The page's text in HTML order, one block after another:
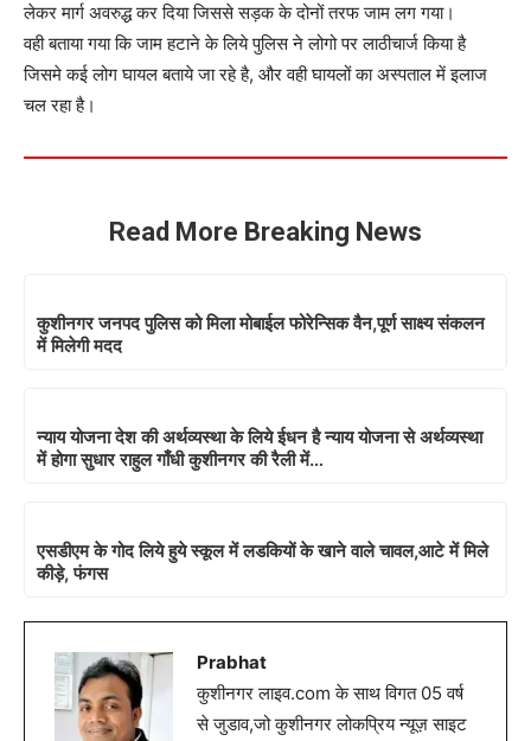
लेकर मार्ग अवरुद्ध कर दिया जिससे सड़क के दोनों तरफ जाम लग गया।
वही बताया गया कि जाम हटाने के लिये पुलिस ने लोगो पर लाठीचार्ज किया है
जिसमे कई लोग घायल बताये जा रहे है, और वही घायलों का अस्पताल में इलाज
चल रहा है।
Read More Breaking News
कुशीनगर जनपद पुलिस को मिला मोबाईल फोरेन्सिक वैन,पूर्ण साक्ष्य संकलन
में मिलेगी मदद
न्याय योजना देश की अर्थव्यस्था के लिये ईधन है न्याय योजना से अर्थव्यस्था
में होगा सुधार राहुल गाँधी कुशीनगर की रैली में…
एसडीएम के गोद लिये हुये स्कूल में लडकियों के खाने वाले चावल,आटे में मिले
कीड़े, फंगस
Prabhat
कुशीनगर लाइव.com के साथ विगत 05 वर्ष
से जुडाव,जो कुशीनगर लोकप्रिय न्यूज़ साइट